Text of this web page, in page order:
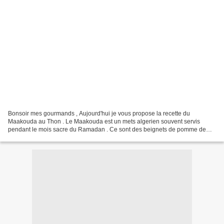
Bonsoir mes gourmands , Aujourd'hui je vous propose la recette du
Maakouda au Thon . Le Maakouda est un mets algerien souvent servis
pendant le mois sacre du Ramadan . Ce sont des beignets de pomme de